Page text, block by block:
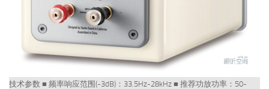
技术参数 ■ 频率响应范围(-3dB)：33.5Hz-28kHz ■ 推荐功放功率：50-